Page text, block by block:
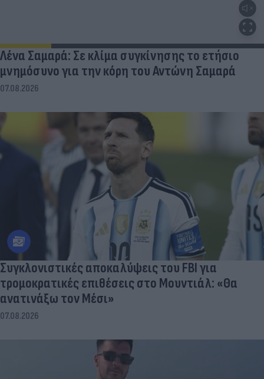
Λένα Σαμαρά: Σε κλίμα συγκίνησης το ετήσιο
μνημόσυνο για την κόρη του Αντώνη Σαμαρά
07.08.2026
Συγκλονιστικές αποκαλύψεις του FBI για
τρομοκρατικές επιθέσεις στο Μουντιάλ: «Θα
ανατινάξω τον Μέσι»
07.08.2026